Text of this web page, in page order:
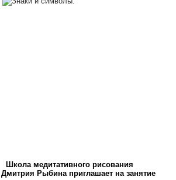
Школа медитативного рисования
Дмитрия Рыбина приглашает на занятие